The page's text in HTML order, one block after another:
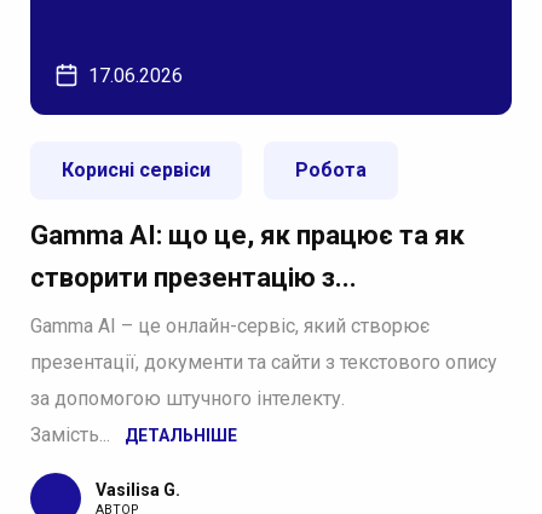
17.06.2026
Корисні сервіси Робота
Gamma AI: що це, як працює та як
створити презентацію з...
Gamma AI – це онлайн-сервіс, який створює
презентації, документи та сайти з текстового опису
за допомогою штучного інтелекту.
Замість...
ДЕТАЛЬНІШЕ
Vasilisa G.
АВТОР